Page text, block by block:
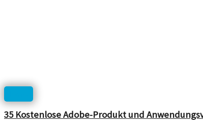
35 Kostenlose Adobe-Produkt und